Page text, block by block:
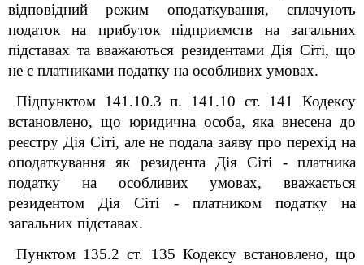
відповідний режим оподаткування, сплачують
податок на прибуток підприємств на загальних
підставах та вважаються резидентами Дія Сіті, що
не є платниками податку на особливих умовах.
Підпунктом 141.10.3 п. 141.10 ст. 141 Кодексу
встановлено, що юридична особа, яка внесена до
реєстру Дія Сіті, але не подала заяву про перехід на
оподаткування як резидента Дія Сіті - платника
податку на особливих умовах, вважається
резидентом Дія Сіті - платником податку на
загальних підставах.
Пунктом 135.2 ст. 135 Кодексу встановлено, що